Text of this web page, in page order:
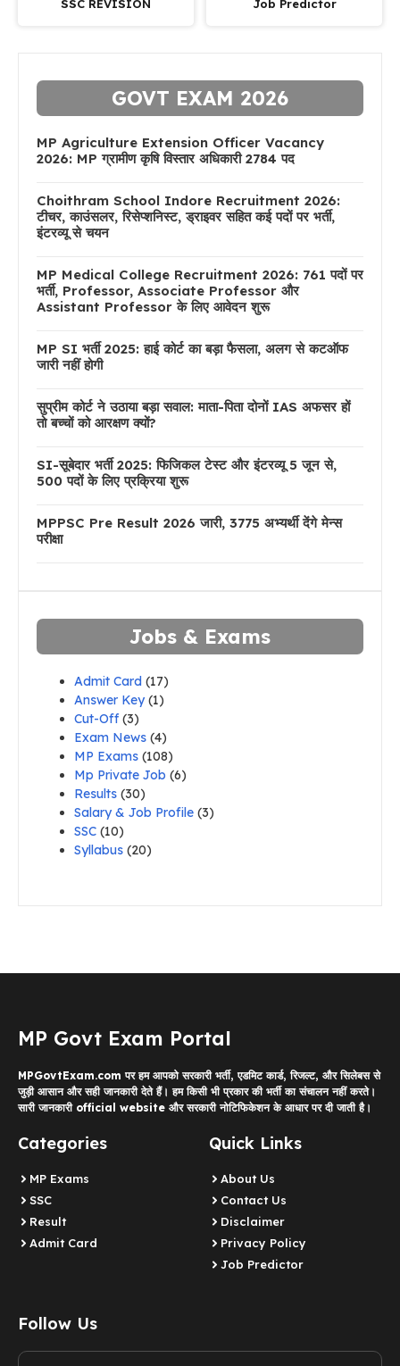
SSC REVISION Job Predictor
GOVT EXAM 2026
MP Agriculture Extension Officer Vacancy
2026: MP ग्रामीण कृषि विस्तार अधिकारी 2784 पद
Choithram School Indore Recruitment 2026:
टीचर, काउंसलर, रिसेप्शनिस्ट, ड्राइवर सहित कई पदों पर भर्ती,
इंटरव्यू से चयन
MP Medical College Recruitment 2026: 761 पदों पर
भर्ती, Professor, Associate Professor और
Assistant Professor के लिए आवेदन शुरू
MP SI भर्ती 2025: हाई कोर्ट का बड़ा फैसला, अलग से कटऑफ
जारी नहीं होगी
सुप्रीम कोर्ट ने उठाया बड़ा सवाल: माता-पिता दोनों IAS अफसर हों
तो बच्चों को आरक्षण क्यों?
SI-सूबेदार भर्ती 2025: फिजिकल टेस्ट और इंटरव्यू 5 जून से,
500 पदों के लिए प्रक्रिया शुरू
MPPSC Pre Result 2026 जारी, 3775 अभ्यर्थी देंगे मेन्स
परीक्षा
Jobs & Exams
Admit Card (17)
Answer Key(1)
Cut-Off(3)
Exam News (4)
MP Exams (108)
Mp Private Job (6)
Results (30)
Salary & Job Profile (3)
SSC (10)
Syllabus (20)
MP Govt Exam Portal
MPGovtExam.com पर हम आपको सरकारी भर्ती, एडमिट कार्ड, रिजल्ट, और सिलेबस से
जुड़ी आसान और सही जानकारी देते हैं। हम किसी भी प्रकार की भर्ती का संचालन नहीं करते।
सारी जानकारी official website और सरकारी नोटिफिकेशन के आधार पर दी जाती है।
Categories
MP Exams
SSC
Result
Admit Card
Quick Links
About Us
Contact Us
Disclaimer
Privacy Policy
Job Predictor
Follow Us